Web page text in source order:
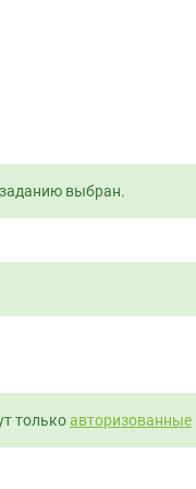
выбран.
толькоавторизованные